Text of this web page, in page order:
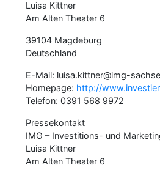
Luisa Kittner
Am Alten Theater 6
39104 Magdeburg
Deutschland
E-Mail: luisa.kittner@img-
Homepage: http://
Telefon: 0391 568 9972
Pressekontakt
IMG – Investitions- und
Luisa Kittner
Am Alten Theater 6